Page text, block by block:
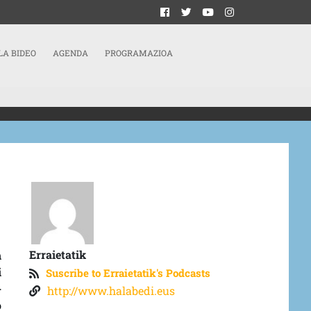
BIDEO AGENDA PROGRAMAZIOA
Erraietatik
Suscribe to Erraietatik's Podcasts
http://www.halabedi.eus